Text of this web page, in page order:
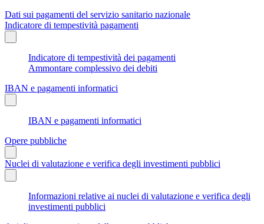
Dati sui pagamenti del servizio sanitario nazionale
Indicatore di tempestività pagamenti
Indicatore di tempestività dei pagamenti
Ammontare complessivo dei debiti
IBAN e pagamenti informatici
IBAN e pagamenti informatici
Opere pubbliche
Nuclei di valutazione e verifica degli investimenti pubblici
Informazioni relative ai nuclei di valutazione e verifica degli
investimenti pubblici